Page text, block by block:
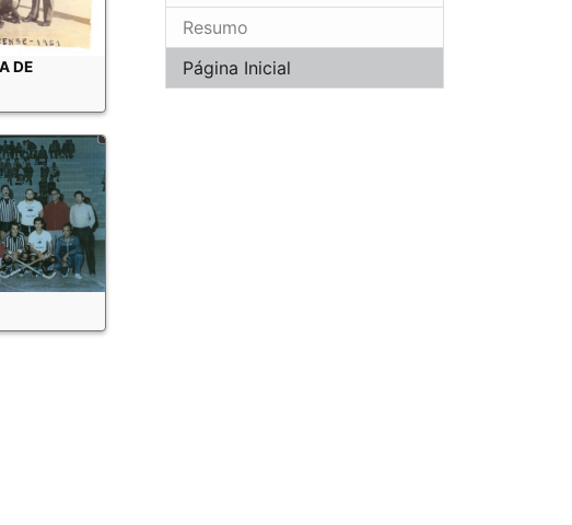
Resumo
Página Inicial
DE